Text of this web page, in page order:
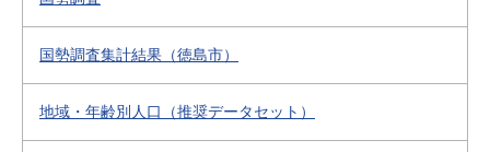
国勢調査集計結果（徳島市）
地域・年齢別人口（推奨データセット）